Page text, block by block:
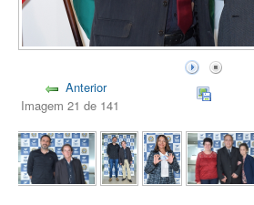
Anterior
Imagem 21 de 141